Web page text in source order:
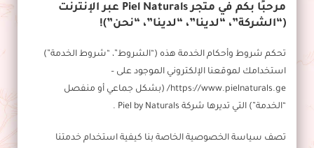
مرحبًا بكم في متجر Piel Naturals عبر الإنترنت
(“الشركة”، “لدينا”، “لدينا”، “نحن”)!
تحكم شروط وأحكام الخدمة هذه (“الشروط”، “شروط الخدمة”)
استخدامك لموقعنا الإلكتروني الموجود على –
https://www.pielnaturals.ge/ (بشكل جماعي أو منفصل
“الخدمة”) التي تديرها شركة Piel by Naturals .
تصف سياسة الخصوصية الخاصة بنا كيفية استخدام خدمتنا